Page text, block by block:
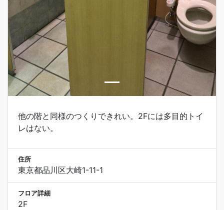
他の階と同様のつくりできれい。2Fには多目的トイ
レはない。
住所
東京都品川区大崎1-11-1
フロア詳細
2F